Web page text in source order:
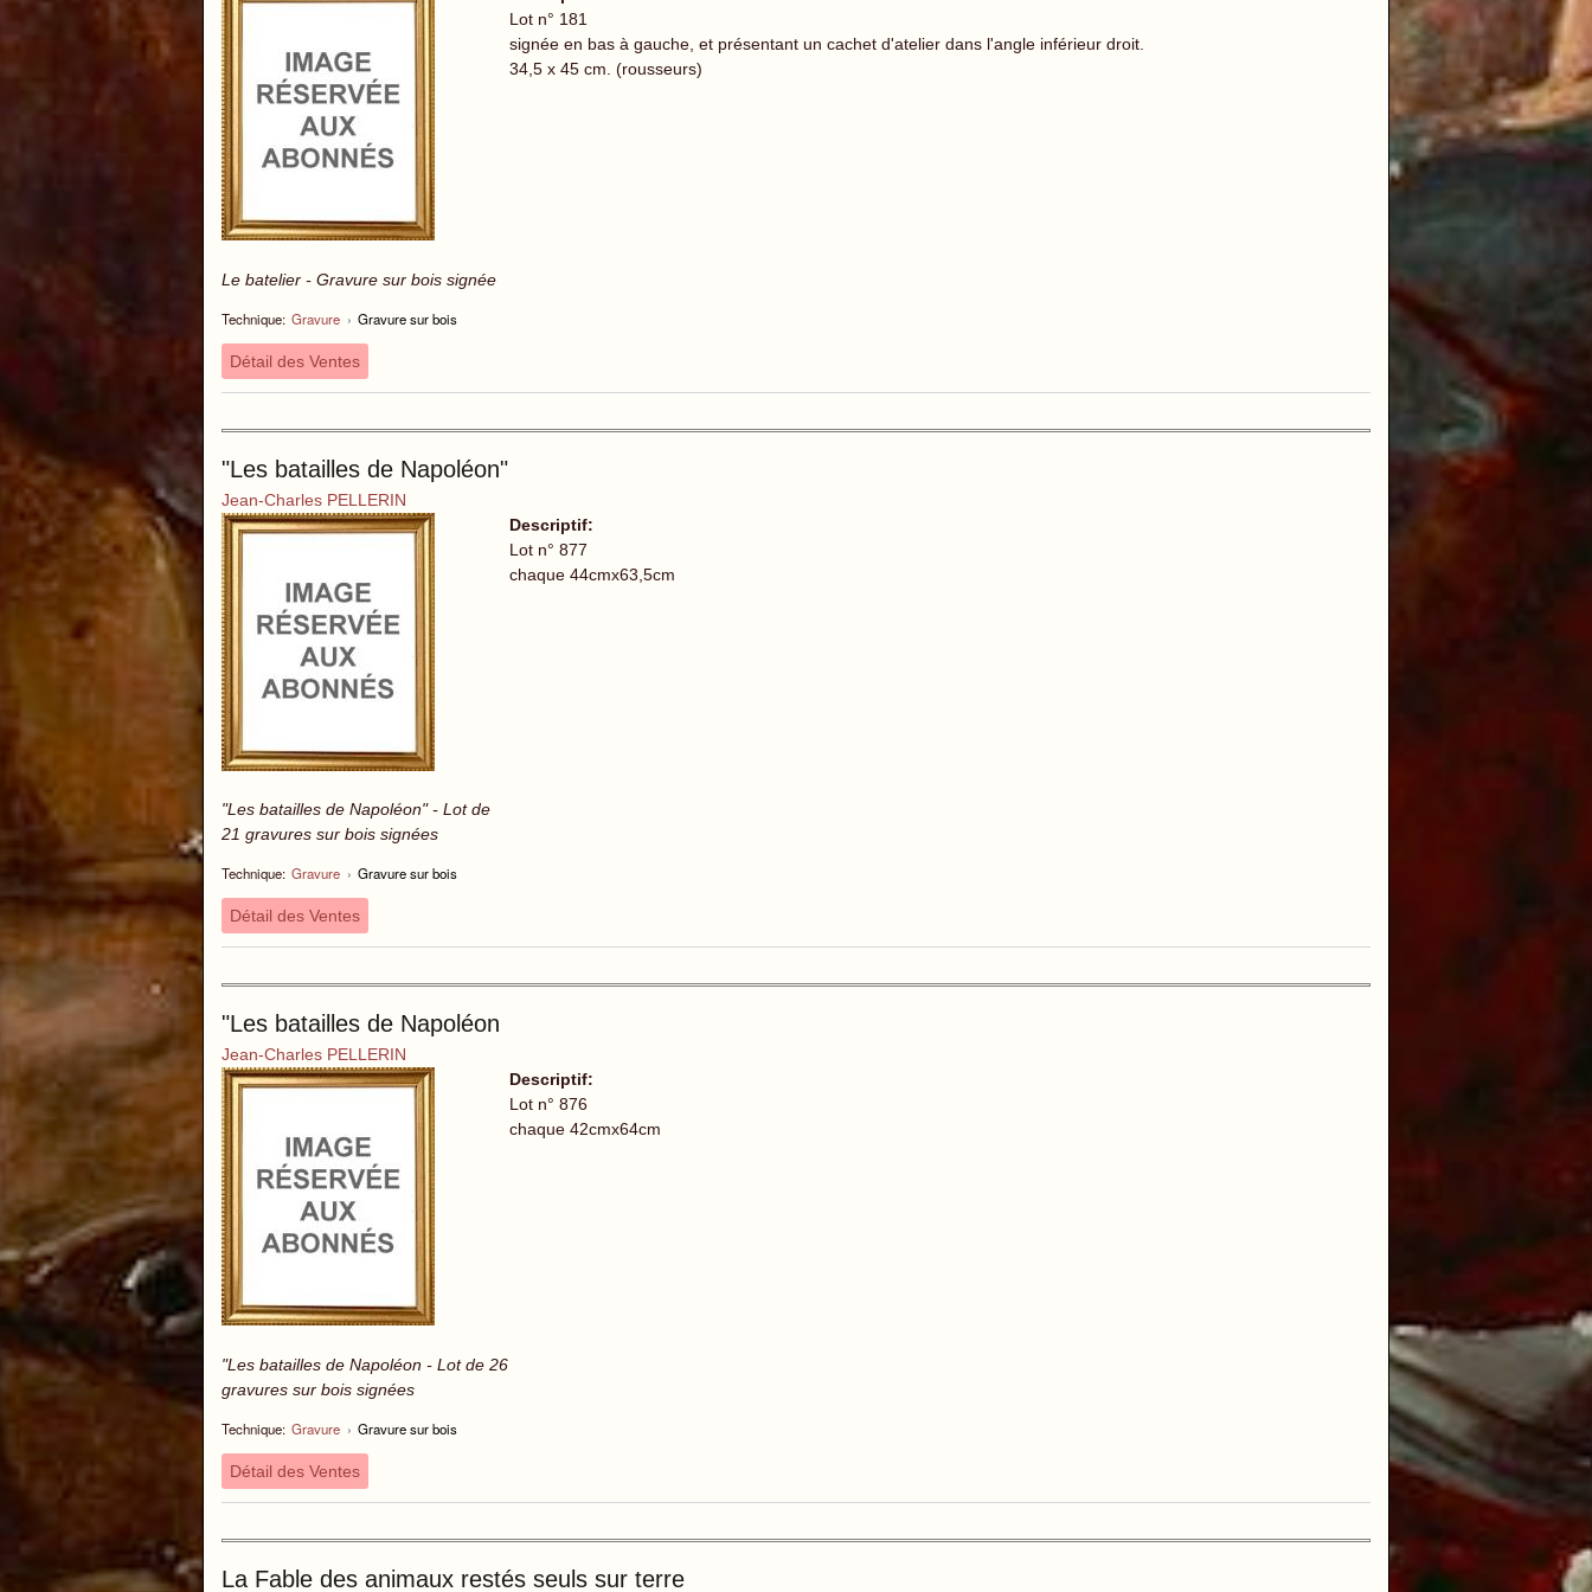
Le batelier - Gravure sur bois signée
Technique: Gravure › Gravure sur bois
Lot n° 181
signée en bas à gauche, et présentant un cachet d'atelier dans l'angle inférieur droit.
34,5 x 45 cm. (rousseurs)
Détail des Ventes
"Les batailles de Napoléon"
Jean-Charles PELLERIN
"Les batailles de Napoléon" - Lot de
21 gravures sur bois signées
Technique: Gravure › Gravure sur bois
Descriptif:
Lot n° 877
chaque 44cmx63,5cm
Détail des Ventes
"Les batailles de Napoléon
Jean-Charles PELLERIN
"Les batailles de Napoléon - Lot de 26
gravures sur bois signées
Technique: Gravure › Gravure sur bois
Descriptif:
Lot n° 876
chaque 42cmx64cm
Détail des Ventes
La Fable des animaux restés seuls sur terre